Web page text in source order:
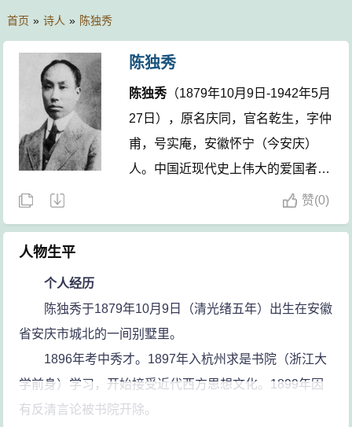
首页 » 诗人 » 陈独秀
陈独秀
陈独秀 （1879年10月9日-1942年5月
27日），原名庆同，官名乾生，字仲
甫，号实庵，安徽怀宁（今安庆）
人。中国近现代史上伟大的爱国者、
伟大的革命家与改革家、伟大的民主
赞(0)
人物生平
个人经历
陈独秀于1879年10月9日（清光绪五年）出生在安徽
省安庆市城北的一间别墅里。
1896年考中秀才。1897年入杭州求是书院（浙江大
学前身）学习，开始接受近代西方思想文化。1899年因
有反清言论被书院开除。